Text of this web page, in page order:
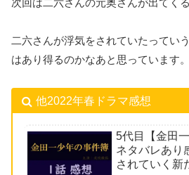
二六さんが浮気をされていたってい
はあり得るのかなあと思っています。
他2022年春ドラマ感想
5代目【金田
ネタバレあり
されていく新